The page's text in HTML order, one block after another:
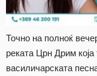
Точно на полноќ
реката Црн Дрим која
василичарската